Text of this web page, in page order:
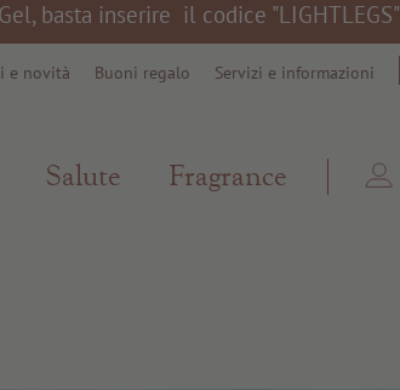
basta inserire il codice "LIGHTLEGS"
e novità Buoni regalo Servizi e informazioni
Salute Fragrance